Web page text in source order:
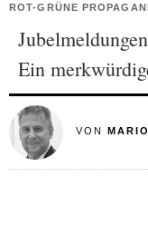
ROT-GRÜNE
Ein
VON